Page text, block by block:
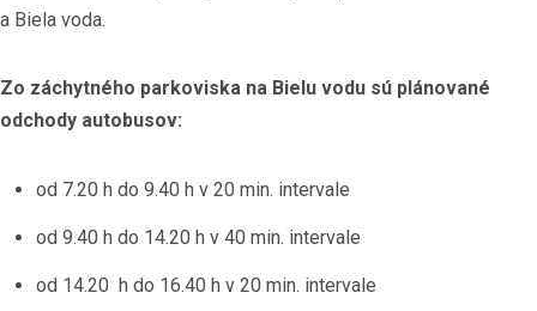
a Biela voda.
Zo záchytného parkoviska na Bielu vodu sú plánované
odchody autobusov:
od 7.20 h do 9.40 h v 20 min. intervale
od 9.40 h do 14.20 h v 40 min. intervale
od 14.20 h do 16.40 h v 20 min. intervale